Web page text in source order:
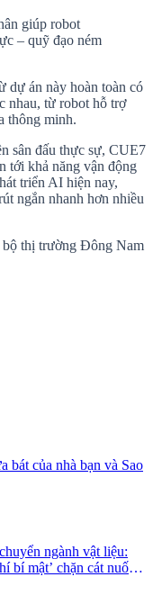
giúp robot
– quỹ đạo ném
dự án này hoàn toàn có
nhau, từ robot hỗ trợ
thông minh.
sân đấu thực sự, CUE7
tới khả năng vận động
triển AI hiện nay,
ngắn nhanh hơn nhiều
bộ thị trường Đông Nam
bát của nhà bạn và Sao
ngành vật liệu:
bí mật’ chặn cát nuốt